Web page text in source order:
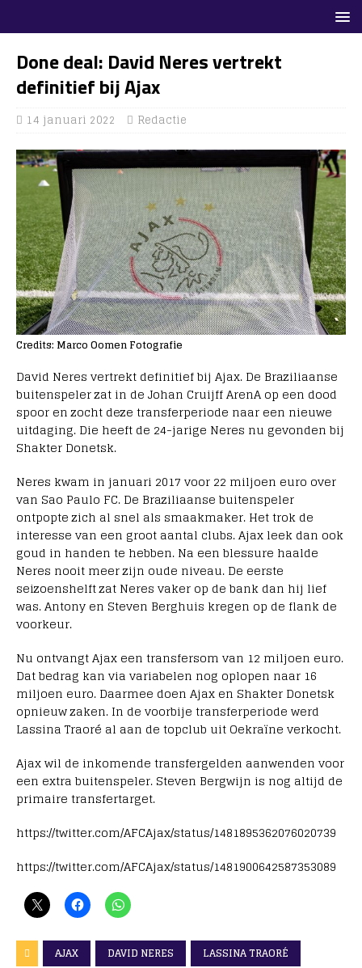
Done deal: David Neres vertrekt
definitief bij Ajax
14 januari 2022 Redactie
Credits: Marco Oomen Fotografie
David Neres vertrekt definitief bij Ajax. De Braziliaanse
buitenspeler zat in de Johan Cruijff ArenA op een dood
spoor en zocht deze transferperiode naar een nieuwe
uitdaging. Die heeft de 24-jarige Neres nu gevonden bij
Shakter Donetsk.
Neres kwam in januari 2017 voor 22 miljoen euro over
van Sao Paulo FC. De Braziliaanse buitenspeler
ontpopte zich al snel als smaakmaker. Het trok de
interesse van een groot aantal clubs. Ajax leek dan ook
goud in handen te hebben. Na een blessure haalde
Neres nooit meer zijn oude niveau. De eerste
seizoenshelft zat Neres vaker op de bank dan hij lief
was. Antony en Steven Berghuis kregen op de flank de
voorkeur.
Nu ontvangt Ajax een transfersom van 12 miljoen euro.
Dat bedrag kan via variabelen nog oplopen naar 16
miljoen euro. Daarmee doen Ajax en Shakter Donetsk
opnieuw zaken. In de voorbije transferperiode werd
Lassina Traoré al aan de topclub uit Oekraïne verkocht.
Ajax wil de inkomende transfergelden aanwenden voor
een extra buitenspeler. Steven Bergwijn is nog altijd de
primaire transfertarget.
https://twitter.com/AFCAjax/status/1481895362076020739
https://twitter.com/AFCAjax/status/1481900642587353089
AJAX DAVID NERES LASSINA TRAORÉ